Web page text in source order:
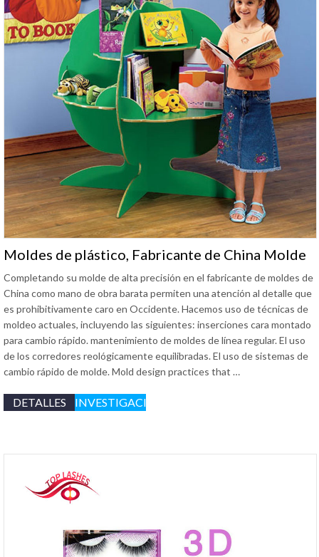
Moldes de plástico, Fabricante de China Molde
Completando su molde de alta precisión en el fabricante de moldes de
China como mano de obra barata permiten una atención al detalle que
es prohibitivamente caro en Occidente. Hacemos uso de técnicas de
moldeo actuales, incluyendo las siguientes: inserciones cara montado
para cambio rápido. mantenimiento de moldes de línea regular. El uso
de los corredores reológicamente equilibradas. El uso de sistemas de
cambio rápido de molde.Mold design practices that …
DETALLES INVESTIGACIÓN